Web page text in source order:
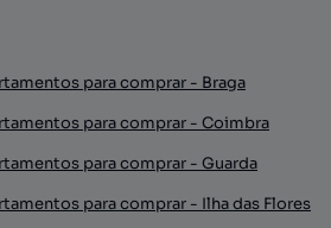
para comprar - Braga
para comprar - Coimbra
para comprar - Guarda
para comprar - Ilha das Flores